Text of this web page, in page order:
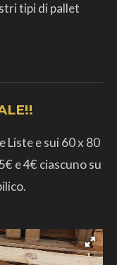
tipi di pallet
Liste e sui 60 x 80
e 4€ ciascuno su